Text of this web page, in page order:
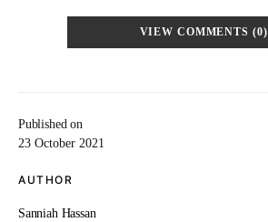
Published on
23 October 2021
AUTHOR
Sanniah Hassan
VIEW COMMENTS (0)